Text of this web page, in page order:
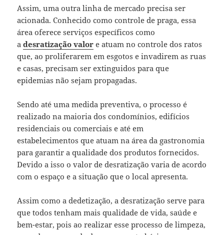
Assim, uma outra linha de mercado precisa ser
acionada. Conhecido como controle de praga, essa
área oferece serviços específicos como
adesratização valor e atuam no controle dos ratos
que, ao proliferarem em esgotos e invadirem as ruas
e casas, precisam ser extinguidos para que
epidemias não sejam propagadas.
Sendo até uma medida preventiva, o processo é
realizado na maioria dos condomínios, edifícios
residenciais ou comerciais e até em
estabelecimentos que atuam na área da gastronomia
para garantir a qualidade dos produtos fornecidos.
Devido a isso o valor de desratização varia de acordo
com o espaço e a situação que o local apresenta.
Assim como a dedetização, a desratização serve para
que todos tenham mais qualidade de vida, saúde e
bem-estar, pois ao realizar esse processo de limpeza,